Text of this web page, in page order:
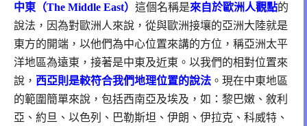
中東（The Middle East） 這個名稱是來自於歐洲人觀點的
說法，因為對歐洲人來說，從與歐洲接壤的亞洲大陸就是
東方的開端，以他們為中心位置來講的方位，稱亞洲太平
洋地區為遠東，接著是中東及近東。以我們的相對位置來
說， 西亞則是較符合我們地理位置的說法 。現在中東地區
的範圍簡單來說，包括西南亞及埃及，如：黎巴嫩、敘利
亞、約旦、以色列、巴勒斯坦、伊朗、伊拉克、科威特、